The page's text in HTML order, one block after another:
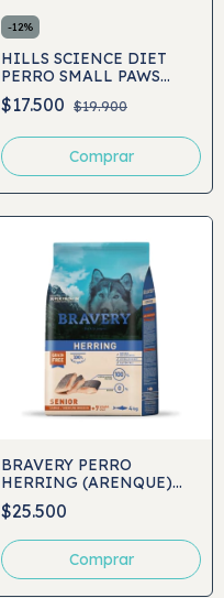
-12%
HILLS SCIENCE DIET
PERRO SMALL PAWS
PUPPY
$17.500 $19.900
Comprar
BRAVERY PERRO
HERRING (ARENQUE)
SENIOR RAZAS
MEDIANAS Y GRANDES
$25.500
Comprar